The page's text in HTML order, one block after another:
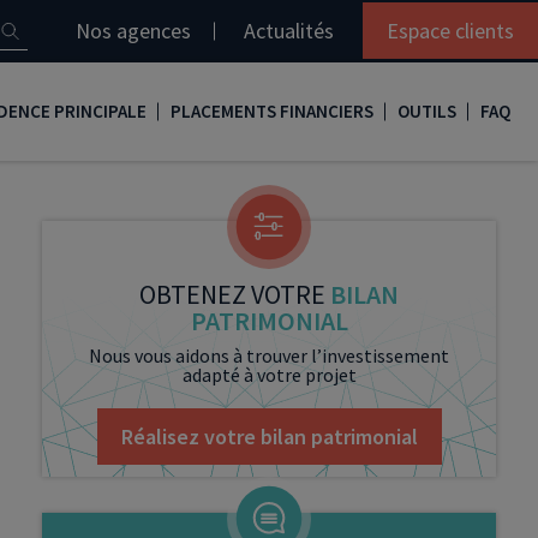
Nos agences Actualités Espace clients
PRINCIPALE
son crédit immobilier
PLACEMENTS FINANCIERS
PEA
Loi Madelin
SCPI
OUTILS
Simulation loi Denormandie
Comment réaliser son bilan patrimonial ?
Le guide de la loi Denormandie 2026
Simulation prêt immobilier
Nos vidéos
Nos Podcasts
FAQ
OBTENEZ VOTRE BILAN
PATRIMONIAL
Nous vous aidons à trouver l’investissement
adapté à votre projet
Réalisez votre bilan patrimonial